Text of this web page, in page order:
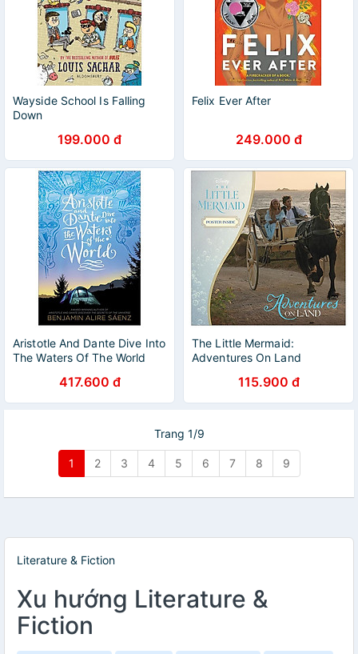
Wayside School Is Falling
Down
199.000 đ
Felix Ever After
249.000 đ
Aristotle And Dante Dive Into
The Waters Of The World
417.600 đ
The Little Mermaid:
Adventures On Land
115.900 đ
Trang 1/9
1 2 3 4 5 6 7 8 9
Literature & Fiction
Xu hướng Literature &
Fiction